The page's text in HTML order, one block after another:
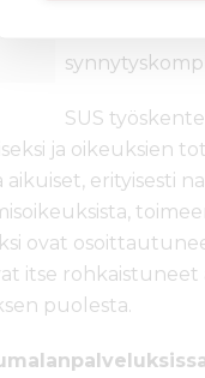
SUS
ja oikeuksien
erityisesti
ovat
itse rohkaistuneet
puolesta.